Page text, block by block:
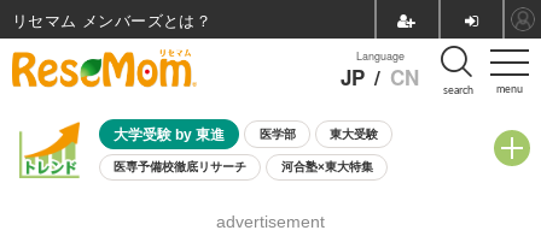
menu
Language
JP / CN search
大学受験 by 東進 医学部 東大受験
医専予備校徹底リサーチ 河合塾×東大特集
8月開催学校説明会・相談会
advertisement
リセマム メンバーズ